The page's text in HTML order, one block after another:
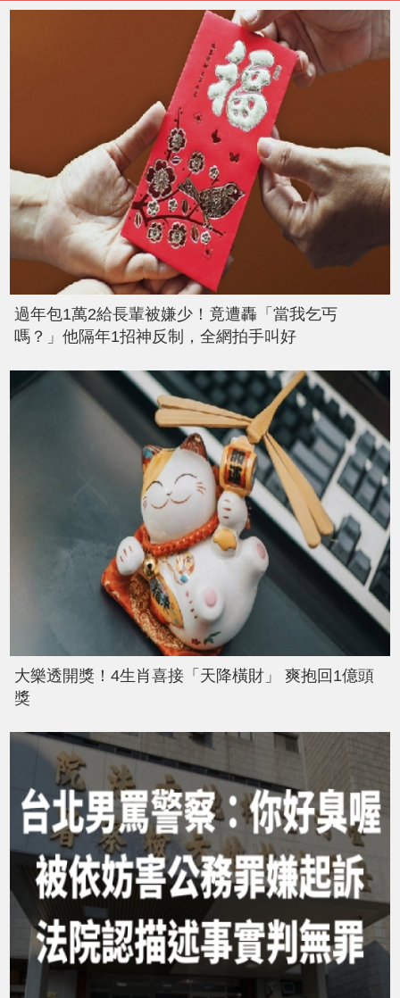
過年包1萬2給長輩被嫌少！竟遭轟「當我乞丐
嗎？」他隔年1招神反制，全網拍手叫好
大樂透開獎！4生肖喜接「天降橫財」 爽抱回1億頭
獎